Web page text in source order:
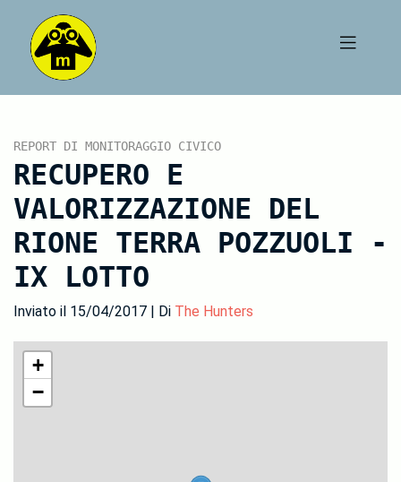
REPORT DI MONITORAGGIO CIVICO
RECUPERO E
VALORIZZAZIONE DEL
RIONE TERRA POZZUOLI -
IX LOTTO
Inviato il 15/04/2017 | Di The Hunters
+
−